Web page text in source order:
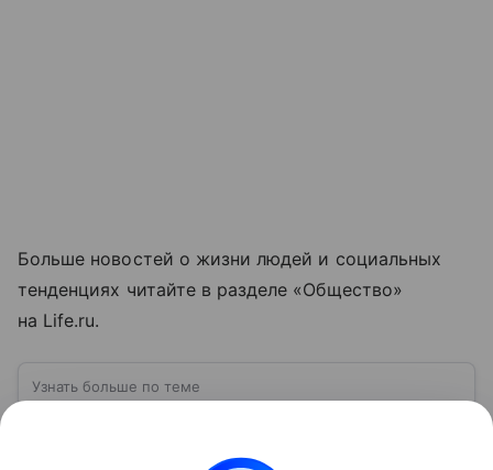
Больше новостей о жизни людей и социальных
тенденциях читайте в разделе «Общество»
на Life.ru.
Узнать больше по теме
Государственная дума занимает особое место в